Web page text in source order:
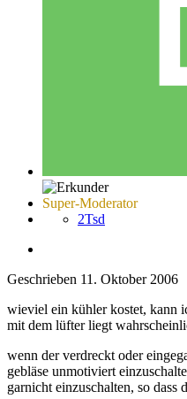
Super-Moderator
2Tsd
Geschrieben 11. Oktober 2006
wieviel ein kühler kostet, kann
mit dem lüfter liegt
wenn der verdreckt oder
gebläse unmotiviert
garnicht einzuschalten, so dass